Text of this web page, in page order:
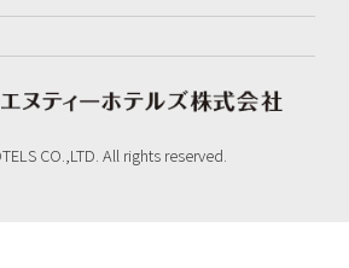
CO.,LTD. All rights reserved.